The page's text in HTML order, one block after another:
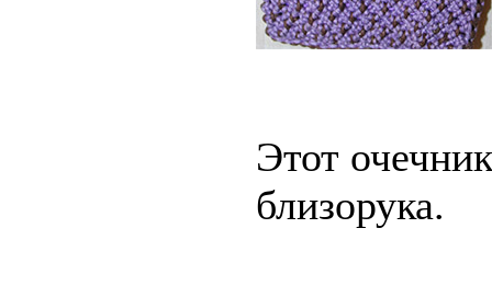
Этот
близорука.